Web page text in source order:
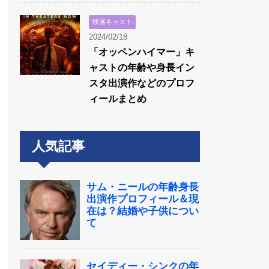
映画キャスト
2024/02/18
「オッペンハイマー」キ
ャストの年齢や身長イン
スタ出演作などのプロフ
ィールまとめ
人気記事